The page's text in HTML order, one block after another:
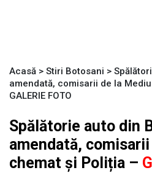
Acasă > Stiri Botosani >
amendată, comisarii de la
GALERIE FOTO
Spălătorie auto din
amendată,
chemat și Poliția –